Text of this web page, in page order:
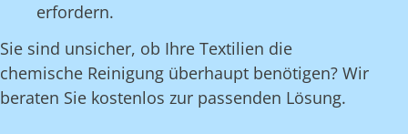
erfordern.
Sie sind unsicher, ob Ihre Textilien die
chemische Reinigung überhaupt benötigen? Wir
beraten Sie kostenlos zur passenden Lösung.